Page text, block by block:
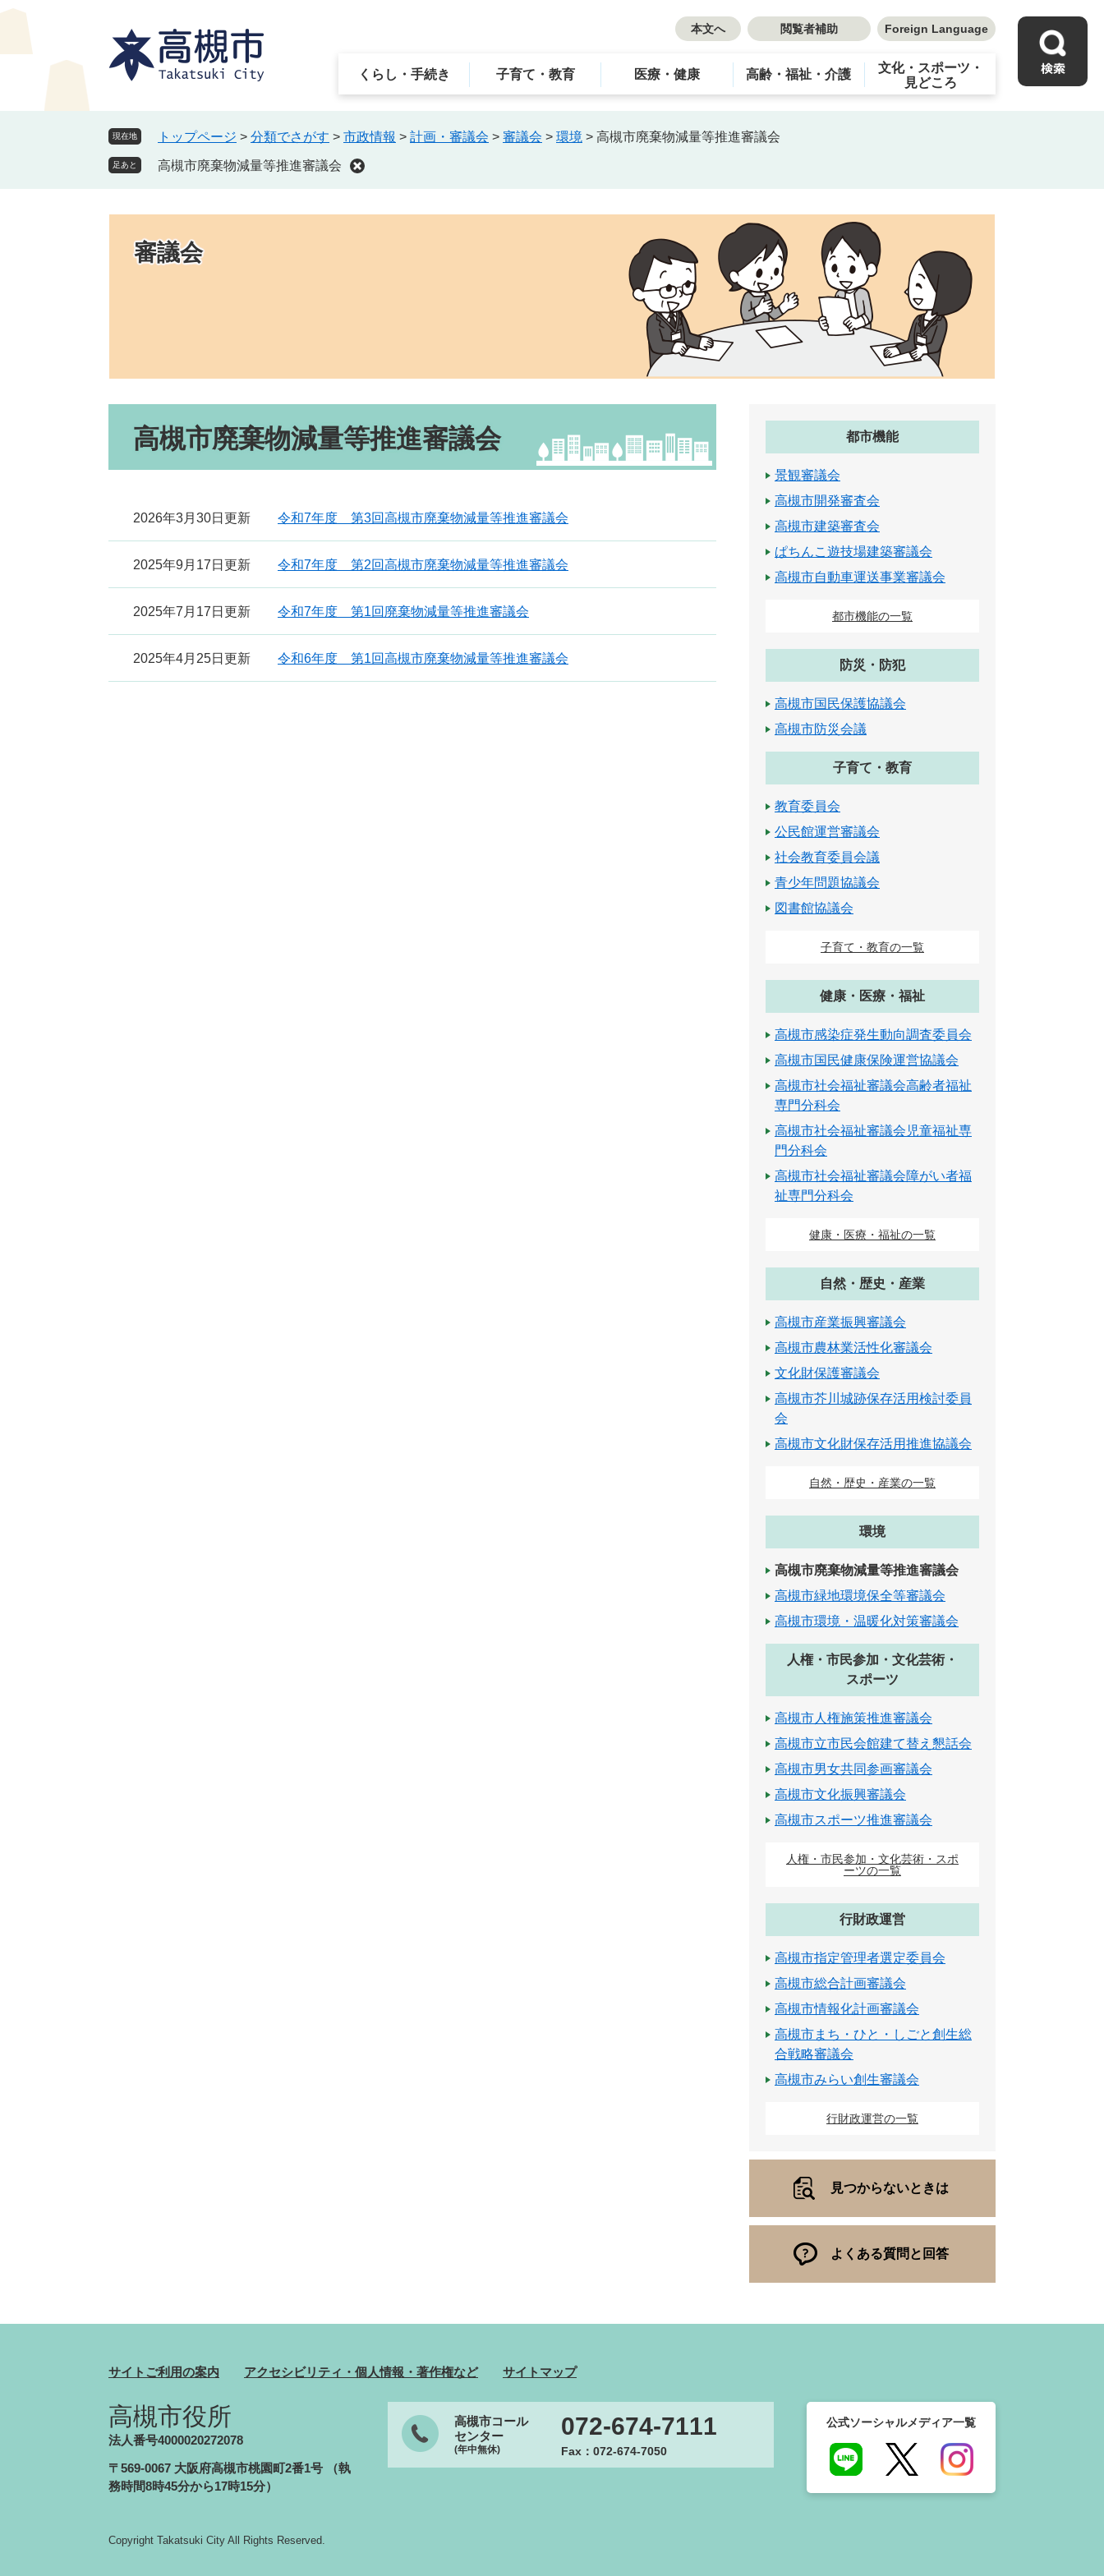
ペ
メ
本文へ 閲覧者補助 Foreign Language
くらし・手続き 子育て・教育 医療・健康 高齢・福祉・介護
文化・スポーツ・
見どころ
現在地 トップページ > 分類でさがす > 市政情報 > 計画・審議会 > 審議会 > 環境 > 高槻市廃棄物減量等推進審議会
足あと 高槻市廃棄物減量等推進審議会
審議会
高槻市廃棄物減量等推進審議会
2026年3月30日更新 令和7年度 第3回高槻市廃棄物減量等推進審議会
2025年9月17日更新 令和7年度 第2回高槻市廃棄物減量等推進審議会
2025年7月17日更新 令和7年度 第1回廃棄物減量等推進審議会
2025年4月25日更新 令和6年度 第1回高槻市廃棄物減量等推進審議会
都市機能
景観審議会
高槻市開発審査会
高槻市建築審査会
ぱちんこ遊技場建築審議会
高槻市自動車運送事業審議会
都市機能の一覧
防災・防犯
高槻市国民保護協議会
高槻市防災会議
子育て・教育
教育委員会
公民館運営審議会
社会教育委員会議
青少年問題協議会
図書館協議会
子育て・教育の一覧
健康・医療・福祉
高槻市感染症発生動向調査委員会
高槻市国民健康保険運営協議会
高槻市社会福祉審議会高齢者福祉
専門分科会
高槻市社会福祉審議会児童福祉専
門分科会
高槻市社会福祉審議会障がい者福
祉専門分科会
健康・医療・福祉の一覧
自然・歴史・産業
高槻市産業振興審議会
高槻市農林業活性化審議会
文化財保護審議会
高槻市芥川城跡保存活用検討委員
会
高槻市文化財保存活用推進協議会
自然・歴史・産業の一覧
環境
高槻市廃棄物減量等推進審議会
高槻市緑地環境保全等審議会
高槻市環境・温暖化対策審議会
人権・市民参加・文化芸術・
スポーツ
高槻市人権施策推進審議会
高槻市立市民会館建て替え懇話会
高槻市男女共同参画審議会
高槻市文化振興審議会
高槻市スポーツ推進審議会
人権・市民参加・文化芸術・スポ
ーツの一覧
行財政運営
高槻市指定管理者選定委員会
高槻市総合計画審議会
高槻市情報化計画審議会
高槻市まち・ひと・しごと創生総
合戦略審議会
高槻市みらい創生審議会
行財政運営の一覧
見つからないときは
よくある質問と回答
サイトご利用の案内 アクセシビリティ・個人情報・著作権など サイトマップ
高槻市役所
法人番号4000020272078
〒569-0067 大阪府高槻市桃園町2番1号
（執
務時間8時45分から17時15分）
高槻市コール
センター
(年中無休)
072-674-7111
Fax：072-674-7050
公式ソーシャルメディア一覧
Copyright Takatsuki City All Rights Reserved.